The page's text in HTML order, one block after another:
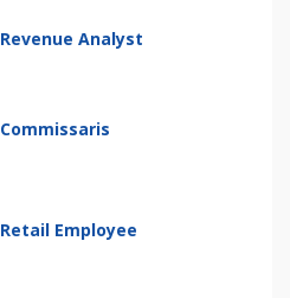
Revenue Analyst
Commissaris
Retail Employee